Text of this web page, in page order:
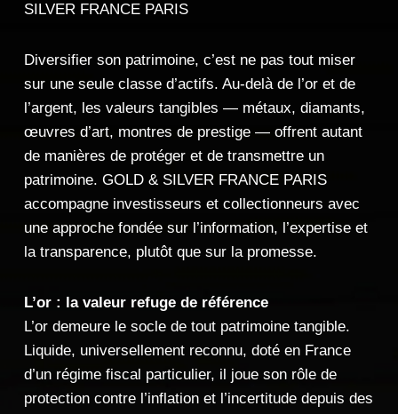
SILVER FRANCE PARIS
Diversifier son patrimoine, c’est ne pas tout miser
sur une seule classe d’actifs. Au-delà de l’or et de
l’argent, les valeurs tangibles — métaux, diamants,
œuvres d’art, montres de prestige — offrent autant
de manières de protéger et de transmettre un
patrimoine. GOLD & SILVER FRANCE PARIS
accompagne investisseurs et collectionneurs avec
une approche fondée sur l’information, l’expertise et
la transparence, plutôt que sur la promesse.
L’or : la valeur refuge de référence
L’or demeure le socle de tout patrimoine tangible.
Liquide, universellement reconnu, doté en France
d’un régime fiscal particulier, il joue son rôle de
protection contre l’inflation et l’incertitude depuis des